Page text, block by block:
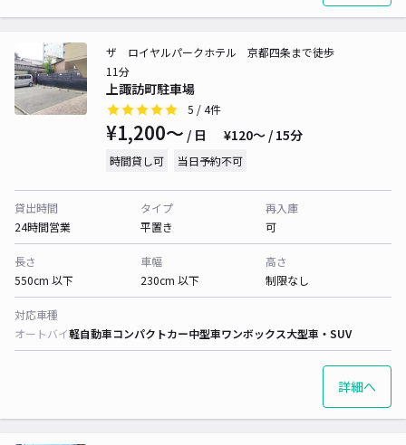
上諏訪町駐車場
ザ ロイヤルパークホテル 京都四条まで徒歩
11分
5 / 4件
¥1,200〜 / 日 ¥120〜 / 15分
時間貸し可 当日予約不可
貸出時間
24時間営業
タイプ
平置き
再入庫
可
長さ
550cm 以下
車幅
230cm 以下
高さ
制限なし
対応車種
オートバイ軽自動車コンパクトカー中型車ワンボックス大型車・SUV
詳細へ